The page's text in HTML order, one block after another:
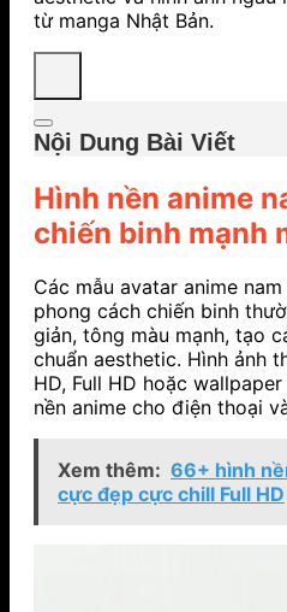
từ manga Nhật Bản.
Nội Dung Bài Viết
Hình nền anime
chiến binh mạnh
Các mẫu avatar anime
phong cách chiến binh
giản, tông màu mạnh, tạo
chuẩn aesthetic. Hình ảnh
HD, Full HD hoặc
nền anime cho điện thoại
Xem thêm: 66+ hình
cực đẹp cực chill Full HD